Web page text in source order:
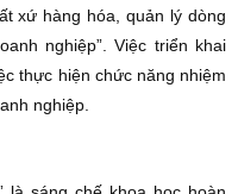
xứ hàng hóa, quản lý dòng
nghiệp”. Việc triển khai
thực hiện chức năng nhiệm
nghiệp.